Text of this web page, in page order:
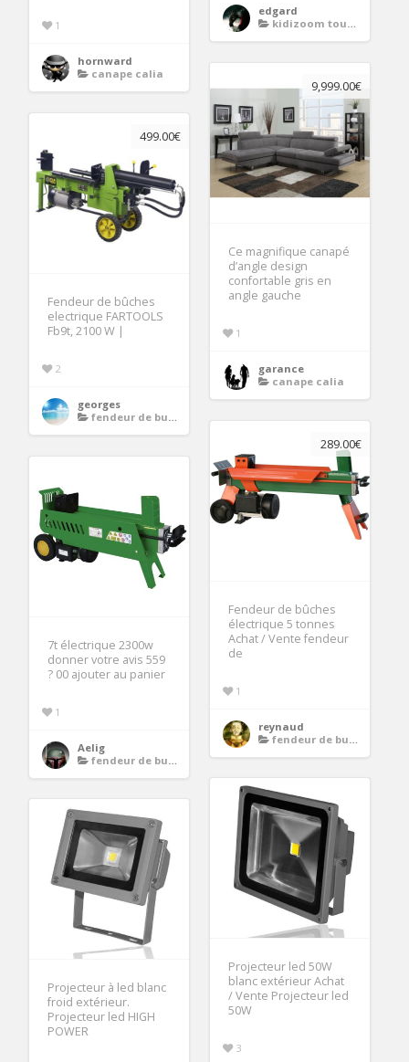
edgard
kidizoom touch connect
1
hornward
canape calia
9,999.00€
Ce magnifique canapé
d’angle design
confortable gris en
angle gauche
1
garance
canape calia
499.00€
Fendeur de bûches
electrique FARTOOLS
Fb9t, 2100 W |
2
georges
fendeur de buches electrique
289.00€
Fendeur de bûches
électrique 5 tonnes
Achat / Vente fendeur
de
1
reynaud
fendeur de buches electrique
7t électrique 2300w
donner votre avis 559
? 00 ajouter au panier
1
Aelig
fendeur de buches electrique
Projecteur led 50W
blanc extérieur Achat
/ Vente Projecteur led
50W
3
Projecteur à led blanc
froid extérieur.
Projecteur led HIGH
POWER